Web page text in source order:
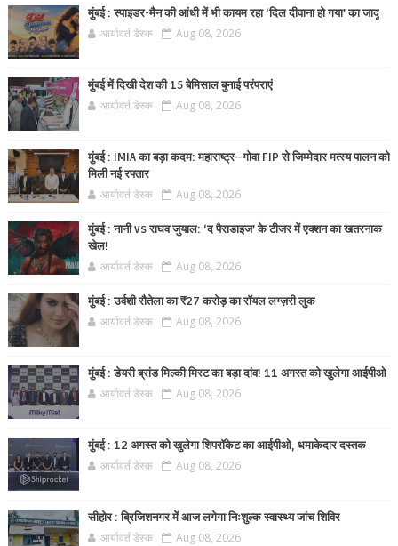
मुंबई : स्पाइडर-मैन की आंधी में भी कायम रहा ‘दिल दीवाना हो गया’ का जादू
आर्यावर्त डेस्क Aug 08, 2026
मुंबई में दिखी देश की 15 बेमिसाल बुनाई परंपराएं
आर्यावर्त डेस्क Aug 08, 2026
मुंबई : IMIA का बड़ा कदम: महाराष्ट्र–गोवा FIP से जिम्मेदार मत्स्य पालन को
मिली नई रफ्तार
आर्यावर्त डेस्क Aug 08, 2026
मुंबई : नानी vs राघव जुयाल: ‘द पैराडाइज’ के टीजर में एक्शन का खतरनाक
खेल!
आर्यावर्त डेस्क Aug 08, 2026
मुंबई : उर्वशी रौतेला का ₹27 करोड़ का रॉयल लग्ज़री लुक
आर्यावर्त डेस्क Aug 08, 2026
मुंबई : डेयरी ब्रांड मिल्की मिस्ट का बड़ा दांव! 11 अगस्त को खुलेगा आईपीओ
आर्यावर्त डेस्क Aug 08, 2026
मुंबई : 12 अगस्त को खुलेगा शिपरॉकेट का आईपीओ, धमाकेदार दस्तक
आर्यावर्त डेस्क Aug 08, 2026
सीहोर : ब्रिजिशनगर में आज लगेगा निःशुल्क स्वास्थ्य जांच शिविर
आर्यावर्त डेस्क Aug 08, 2026